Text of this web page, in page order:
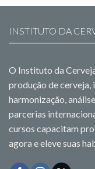
INSTITUTO DA
O Instituto da
produção de cerveja,
harmonização,
parcerias
cursos capacitam
agora e eleve suas